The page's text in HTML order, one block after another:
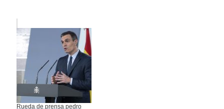
Rueda de prensa pedro